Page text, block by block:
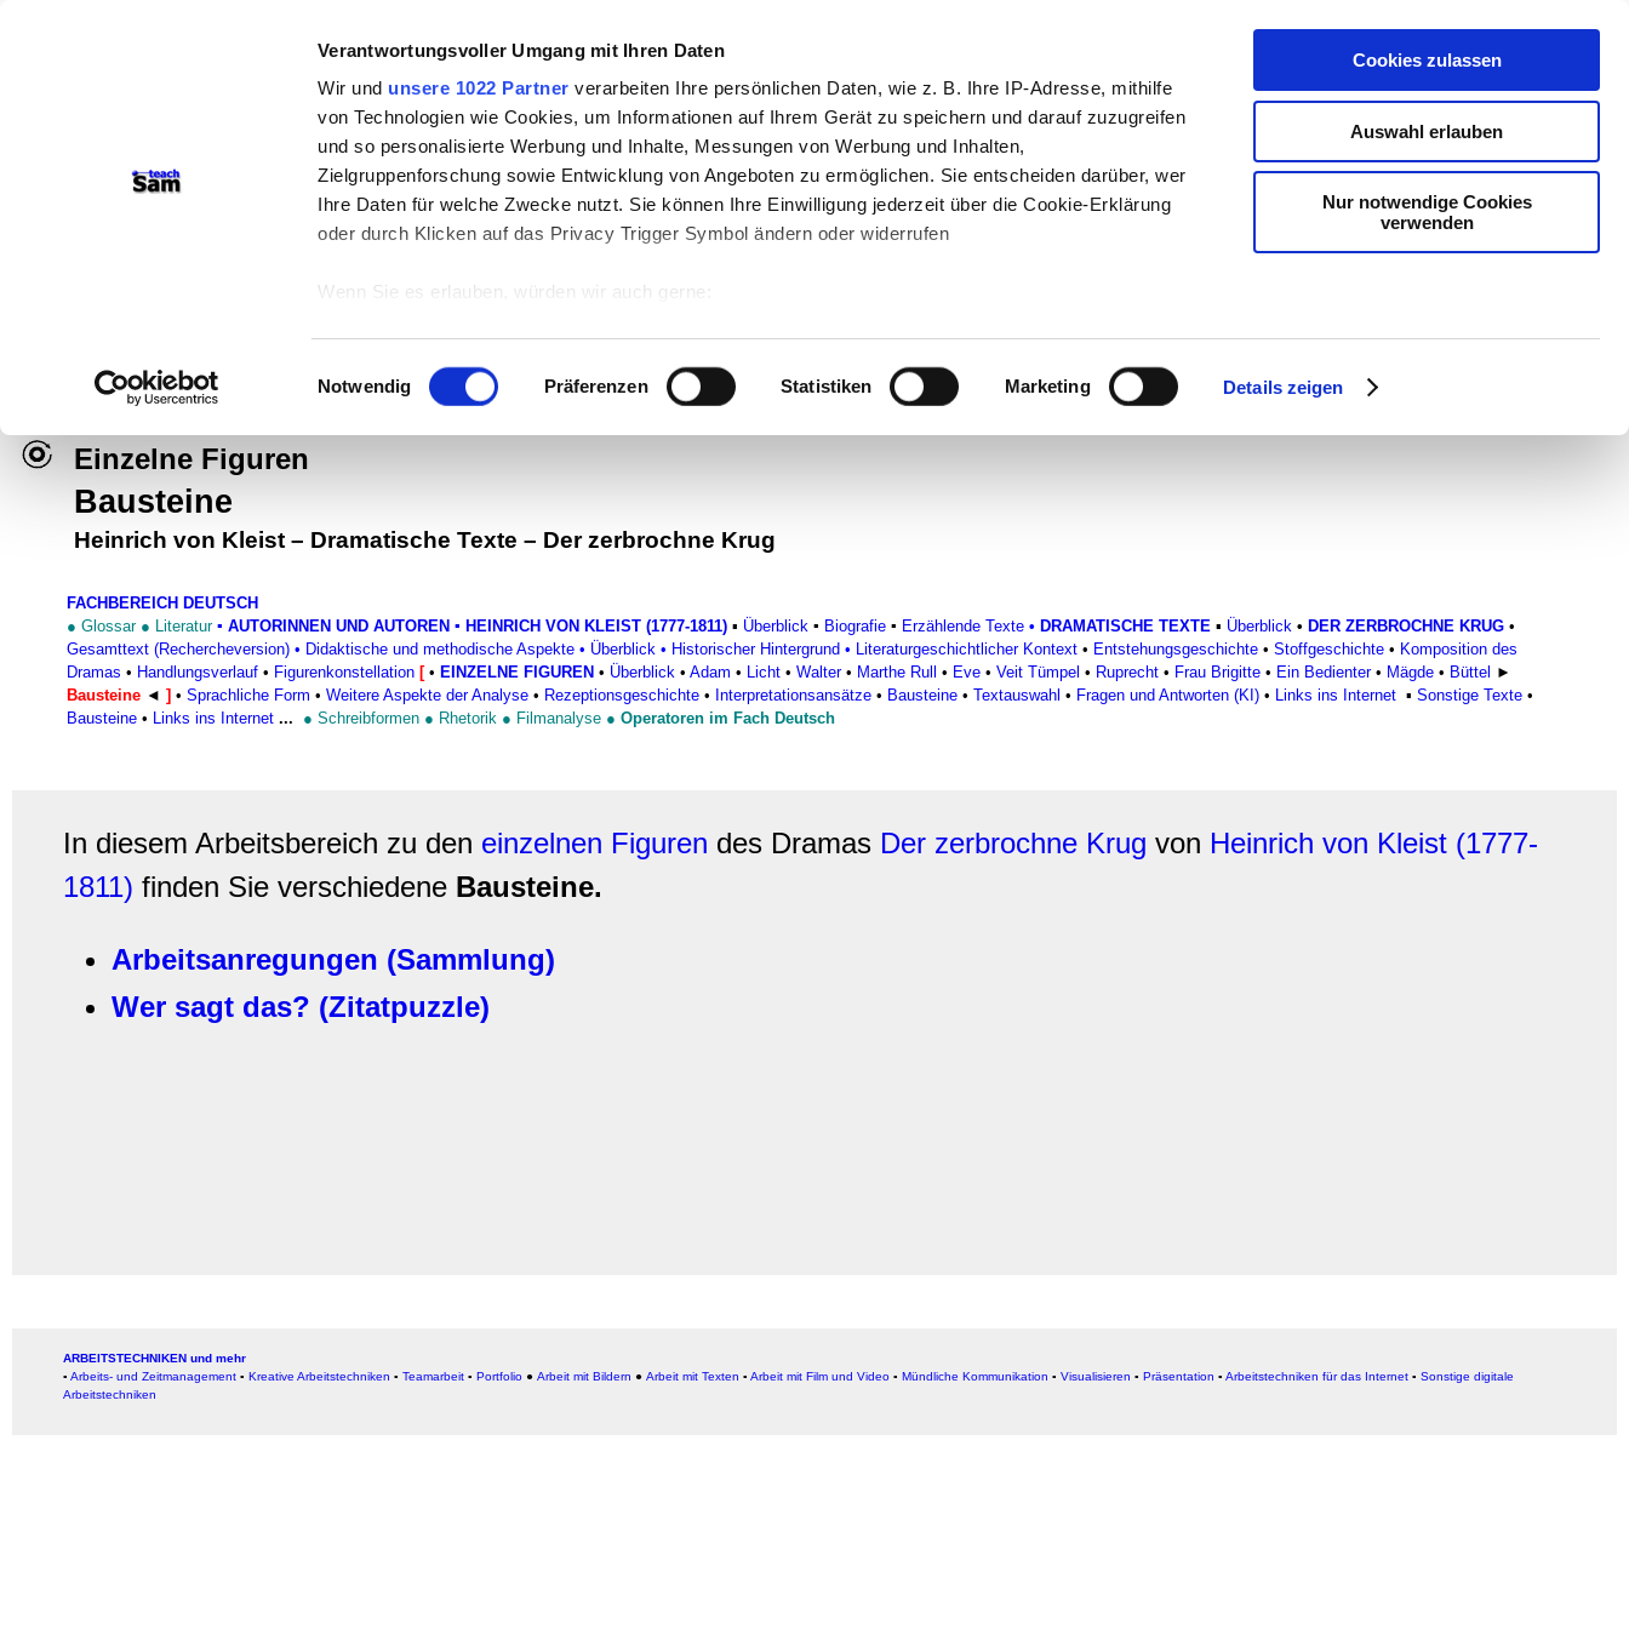
Verantwortungsvoller Umgang mit Ihren Daten
Wir und unsere 1022 Partner verarbeiten Ihre persönlichen Daten, wie z. B. Ihre IP-Adresse, mithilfe
von Technologien wie Cookies, um Informationen auf Ihrem Gerät zu speichern und darauf zuzugreifen
und so personalisierte Werbung und Inhalte, Messungen von Werbung und Inhalten,
Zielgruppenforschung sowie Entwicklung von Angeboten zu ermöglichen. Sie entscheiden darüber, wer
Ihre Daten für welche Zwecke nutzt. Sie können Ihre Einwilligung jederzeit über die Cookie-Erklärung
oder durch Klicken auf das Privacy Trigger Symbol ändern oder widerrufen
Wenn Sie es erlauben, würden wir auch gerne:
Ihr Gerät durch aktives Scannen nach bestimmten Merkmalen (Fingerprinting) identifizieren
Erfahren Sie mehr darüber, wie Ihre persönlichen Daten verarbeitet werden, und legen Sie Ihre
Präferenzen imAbschnitt Einzelheitenfest.
anbieten zu können und die Zugriffe auf unsere Website zu analysieren. Außerdem geben wir
Informationen zu Ihrer Verwendung unserer Website an unsere Partner für soziale Medien, Werbung
zusammen, die Sie ihnen bereitgestellt haben oder die sie im Rahmen Ihrer Nutzung der Dienste
gesammelt haben.
Einwilligungsauswahl
Notwendig Präferenzen Statistiken Marketing Details zeigen
Cookies zulassen
Auswahl erlauben
Nur notwendige Cookies
verwenden
Werbung
Einzelne Figuren
Bausteine
Heinrich von Kleist – Dramatische Texte – Der zerbrochne Krug
FACHBEREICH DEUTSCH
● Glossar ● Literatur ▪ AUTORINNEN UND AUTOREN ▪ HEINRICH VON KLEIST (1777-1811) ▪ Überblick ▪ Biografie ▪ Erzählende Texte • DRAMATISCHE TEXTE ▪ Überblick • DER ZERBROCHNE KRUG •
Gesamttext (Rechercheversion) • Didaktische und methodische Aspekte • Überblick • Historischer Hintergrund • Literaturgeschichtlicher Kontext • Entstehungsgeschichte • Stoffgeschichte • Komposition des
Dramas • Handlungsverlauf • Figurenkonstellation [ • EINZELNE FIGUREN • Überblick • Adam • Licht • Walter• Marthe Rull • Eve • Veit Tümpel • Ruprecht • Frau Brigitte • Ein Bedienter• Mägde • Büttel ►
Bausteine ◄ ] • Sprachliche Form • Weitere Aspekte der Analyse • Rezeptionsgeschichte • Interpretationsansätze • Bausteine • Textauswahl • Fragen und Antworten (KI) • Links ins Internet ▪ Sonstige Texte •
Bausteine • Links ins Internet ... ● Schreibformen ● Rhetorik ● Filmanalyse ● Operatoren im Fach Deutsch
In diesem Arbeitsbereich zu den einzelnen Figuren des Dramas Der zerbrochne Krug von Heinrich von Kleist (1777-
1811) finden Sie verschiedene Bausteine.
Arbeitsanregungen (Sammlung)
Wer sagt das? (Zitatpuzzle)
ARBEITSTECHNIKEN und mehr
▪ Arbeits- und Zeitmanagement ▪ Kreative Arbeitstechniken ▪ Teamarbeit ▪ Portfolio ● Arbeit mit Bildern ● Arbeit mit Texten ▪ Arbeit mit Film und Video ▪ Mündliche Kommunikation ▪ Visualisieren ▪ Präsentation ▪ Arbeitstechniken für das Internet ▪ Sonstige digitale
Arbeitstechniken